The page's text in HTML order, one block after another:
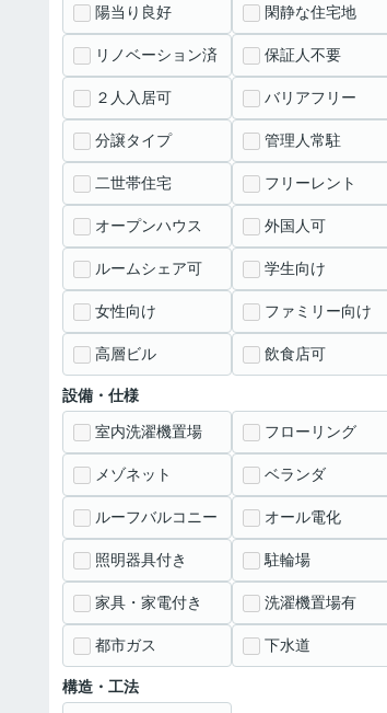
陽当り良好 閑静な住宅地
リノベーション済 保証人不要
２人入居可 バリアフリー
分譲タイプ 管理人常駐
二世帯住宅 フリーレント
オープンハウス 外国人可
ルームシェア可 学生向け
女性向け ファミリー向け
高層ビル 飲食店可
設備・仕様
室内洗濯機置場 フローリング
メゾネット ベランダ
ルーフバルコニー オール電化
照明器具付き 駐輪場
家具・家電付き 洗濯機置場有
都市ガス 下水道
構造・工法